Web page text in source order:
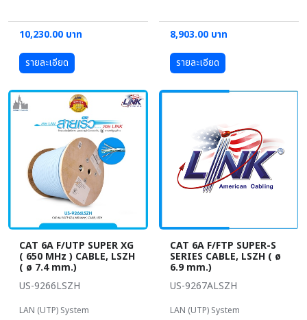
10,230.00 บาท
รายละเอียด
8,903.00 บาท
รายละเอียด
CAT 6A F/UTP SUPER XG
( 650 MHz ) CABLE, LSZH
( ø 7.4 mm.)
US-9266LSZH
LAN (UTP) System
CAT 6A F/FTP SUPER-S
SERIES CABLE, LSZH ( ø
6.9 mm.)
US-9267ALSZH
LAN (UTP) System